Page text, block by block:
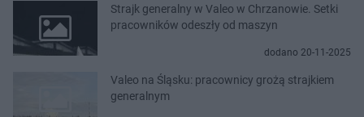
Strajk generalny w Valeo w Chrzanowie. Setki
pracowników odeszły od maszyn
dodano 20-11-2025
Valeo na Śląsku: pracownicy grożą strajkiem
generalnym